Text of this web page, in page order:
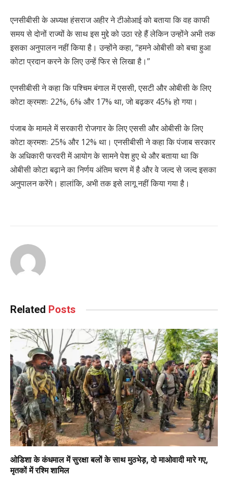
एनसीबीसी के अध्यक्ष हंसराज अहीर ने टीओआई को बताया कि वह काफी
समय से दोनों राज्यों के साथ इस मुद्दे को उठा रहे हैं लेकिन उन्होंने अभी तक
इसका अनुपालन नहीं किया है। उन्होंने कहा, “हमने ओबीसी को बचा हुआ
कोटा प्रदान करने के लिए उन्हें फिर से लिखा है।”
एनसीबीसी ने कहा कि पश्चिम बंगाल में एससी, एसटी और ओबीसी के लिए
कोटा क्रमशः 22%, 6% और 17% था, जो बढ़कर 45% हो गया।
पंजाब के मामले में सरकारी रोजगार के लिए एससी और ओबीसी के लिए
कोटा क्रमशः 25% और 12% था। एनसीबीसी ने कहा कि पंजाब सरकार
के अधिकारी फरवरी में आयोग के सामने पेश हुए थे और बताया था कि
ओबीसी कोटा बढ़ाने का निर्णय अंतिम चरण में है और वे जल्द से जल्द इसका
अनुपालन करेंगे। हालांकि, अभी तक इसे लागू नहीं किया गया है।
Related Posts
ओडिशा के कंधमाल में सुरक्षा बलों के साथ मुठभेड़, दो माओवादी मारे गए,
मृतकों में रश्मि शामिल